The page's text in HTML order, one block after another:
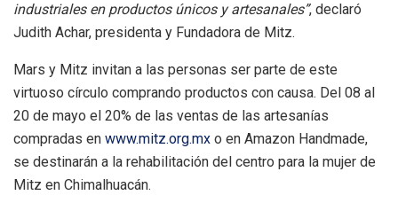
industriales en productos únicos y artesanales”, declaró
Judith Achar, presidenta y Fundadora de Mitz.
Mars y Mitz invitan a las personas ser parte de este
virtuoso círculo comprando productos con causa. Del 08 al
20 de mayo el 20% de las ventas de las artesanías
compradas en www.mitz.org.mx o en Amazon Handmade,
se destinarán a la rehabilitación del centro para la mujer de
Mitz en Chimalhuacán.